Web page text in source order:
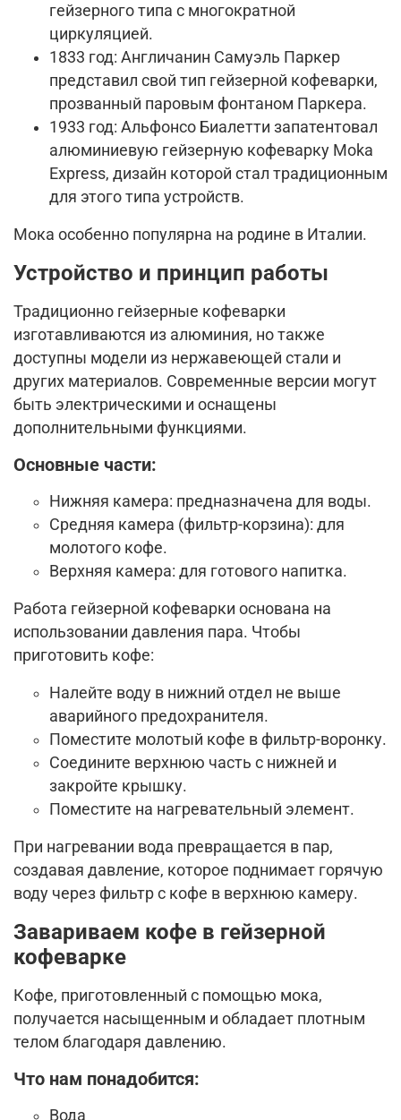
гейзерного типа с многократной
циркуляцией.
1833 год: Англичанин Самуэль Паркер
представил свой тип гейзерной кофеварки,
прозванный паровым фонтаном Паркера.
1933 год: Альфонсо Биалетти запатентовал
алюминиевую гейзерную кофеварку Moka
Express, дизайн которой стал традиционным
для этого типа устройств.
Мока особенно популярна на родине в Италии.
Устройство и принцип работы
Традиционно гейзерные кофеварки
изготавливаются из алюминия, но также
доступны модели из нержавеющей стали и
других материалов. Современные версии могут
быть электрическими и оснащены
дополнительными функциями.
Основные части:
Нижняя камера: предназначена для воды.
Средняя камера (фильтр-корзина): для
молотого кофе.
Верхняя камера: для готового напитка.
Работа гейзерной кофеварки основана на
использовании давления пара. Чтобы
приготовить кофе:
Налейте воду в нижний отдел не выше
аварийного предохранителя.
Поместите молотый кофе в фильтр-воронку.
Соедините верхнюю часть с нижней и
закройте крышку.
Поместите на нагревательный элемент.
При нагревании вода превращается в пар,
создавая давление, которое поднимает горячую
воду через фильтр с кофе в верхнюю камеру.
Завариваем кофе в гейзерной
кофеварке
Кофе, приготовленный с помощью мока,
получается насыщенным и обладает плотным
телом благодаря давлению.
Что нам понадобится:
Вода